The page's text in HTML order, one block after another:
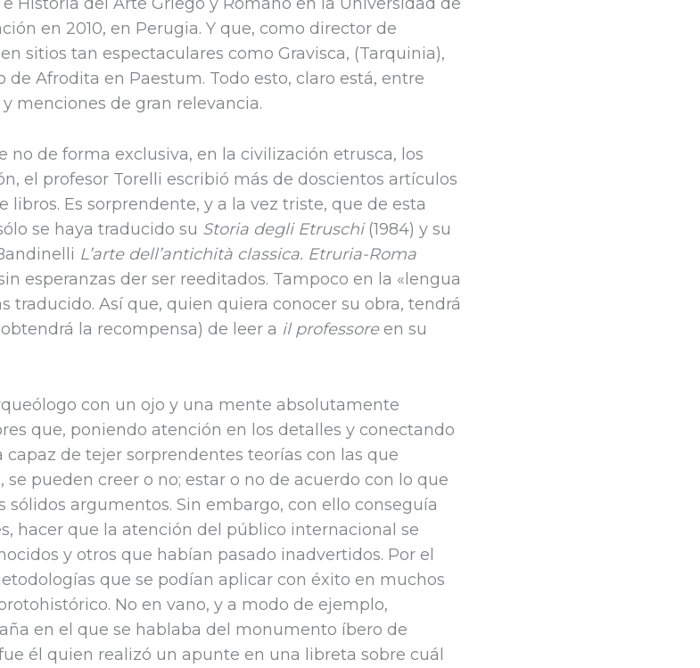
en 2010, en Perugia. Y que, como director de
sitios tan espectaculares como Gravisca, (Tarquinia),
de Afrodita en Paestum. Todo esto, claro está, entre
menciones de gran relevancia.
no de forma exclusiva, en la civilización etrusca, los
el profesor Torelli escribió más de doscientos artículos
Es sorprendente, y a la vez triste, que de esta
se haya traducido su Storia degli Etruschi(1984) y su
L’arte dell’antichità classica. Etruria-Roma
esperanzas der ser reeditados. Tampoco en la «lengua
traducido. Así que, quien quiera conocer su obra, tendrá
la recompensa) de leer a il professoreen su
con un ojo y una mente absolutamente
que, poniendo atención en los detalles y conectando
capaz de tejer sorprendentes teorías con las que
se pueden creer o no; estar o no de acuerdo con lo que
sólidos argumentos. Sin embargo, con ello conseguía
hacer que la atención del público internacional se
y otros que habían pasado inadvertidos. Por el
que se podían aplicar con éxito en muchos
No en vano, y a modo de ejemplo,
en el que se hablaba del monumento íbero de
él quien realizó un apunte en una libreta sobre cuál